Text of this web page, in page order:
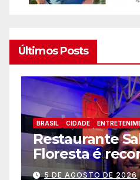
Últimos Posts
BRASIL CIDADE
Zoo Park Foz
melhor mês
inauguração
5 DE AGOSTO DE 2026